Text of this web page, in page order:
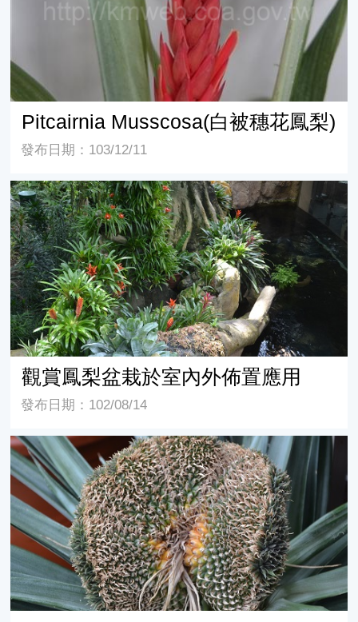
Pitcairnia Musscosa(白被穗花鳳梨)
發布日期：103/12/11
觀賞鳳梨盆栽於室內外佈置應用
觀賞鳳梨盆栽於室內外佈置應用
發布日期：102/08/14
畸形果鳳梨 Ananas comosus